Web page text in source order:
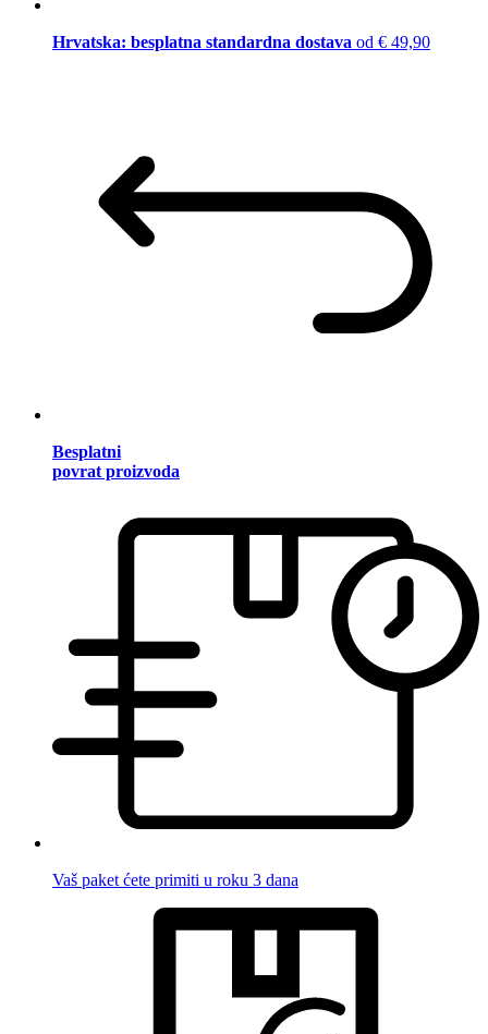
Hrvatska: besplatna standardna dostava od € 49,90
Besplatni
povrat proizvoda
Vaš paket ćete primiti u roku 3 dana